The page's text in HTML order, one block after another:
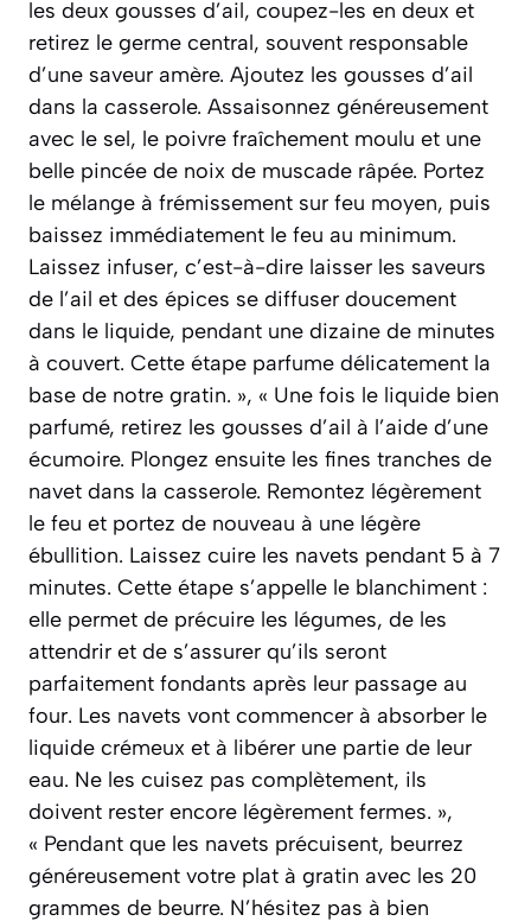
les deux gousses d’ail, coupez-les en deux et
retirez le germe central, souvent responsable
d’une saveur amère. Ajoutez les gousses d’ail
dans la casserole. Assaisonnez généreusement
avec le sel, le poivre fraîchement moulu et une
belle pincée de noix de muscade râpée. Portez
le mélange à frémissement sur feu moyen, puis
baissez immédiatement le feu au minimum.
Laissez infuser, c’est-à-dire laisser les saveurs
de l’ail et des épices se diffuser doucement
dans le liquide, pendant une dizaine de minutes
à couvert. Cette étape parfume délicatement la
base de notre gratin. », « Une fois le liquide bien
parfumé, retirez les gousses d’ail à l’aide d’une
écumoire. Plongez ensuite les fines tranches de
navet dans la casserole. Remontez légèrement
le feu et portez de nouveau à une légère
ébullition. Laissez cuire les navets pendant 5 à 7
minutes. Cette étape s’appelle le blanchiment :
elle permet de précuire les légumes, de les
attendrir et de s’assurer qu’ils seront
parfaitement fondants après leur passage au
four. Les navets vont commencer à absorber le
liquide crémeux et à libérer une partie de leur
eau. Ne les cuisez pas complètement, ils
doivent rester encore légèrement fermes. »,
« Pendant que les navets précuisent, beurrez
généreusement votre plat à gratin avec les 20
grammes de beurre. N’hésitez pas à bien